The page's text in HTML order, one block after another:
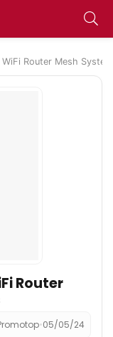
Router Mesh
Router
•05/05/24